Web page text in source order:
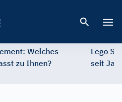
Welches
zu Ihnen?
Lego
seit